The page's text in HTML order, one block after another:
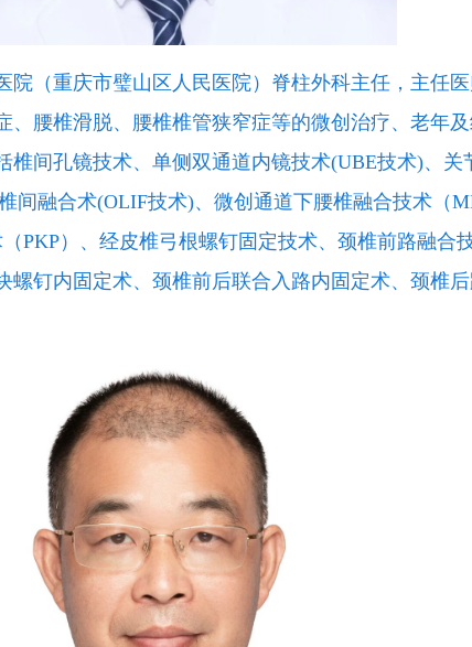
院（重庆市璧山区人民医院）脊柱外科主任，主任医
、腰椎滑脱、腰椎椎管狭窄症等的微创治疗、老年
椎间孔镜技术、单侧双通道内镜技术(UBE技术)、关
间融合术(OLIF技术)、微创通道下腰椎融合技术（
PKP）、经皮椎弓根螺钉固定技术、颈椎前路融合
螺钉内固定术、颈椎前后联合入路内固定术、颈椎